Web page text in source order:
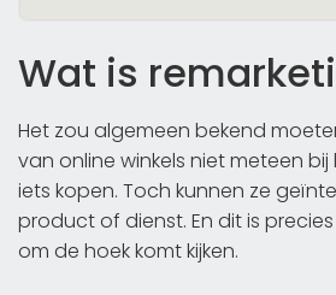
Wat is
Het zou algemeen bekend
van online winkels niet meteen
iets kopen. Toch kunnen ze
product of dienst. En dit is
om de hoek komt kijken.